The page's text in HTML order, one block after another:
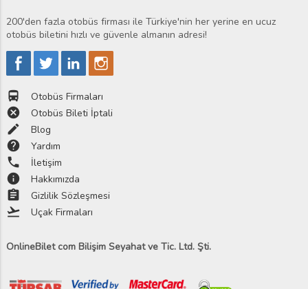
200'den fazla otobüs firması ile Türkiye'nin her yerine en ucuz
otobüs biletini hızlı ve güvenle almanın adresi!
directions_bus Otobüs Firmaları
cancel Otobüs Bileti İptali
edit Blog
help Yardım
phone İletişim
info Hakkımızda
assignment Gizlilik Sözleşmesi
flight_takeoff Uçak Firmaları
OnlineBilet com Bilişim Seyahat ve Tic. Ltd. Şti.